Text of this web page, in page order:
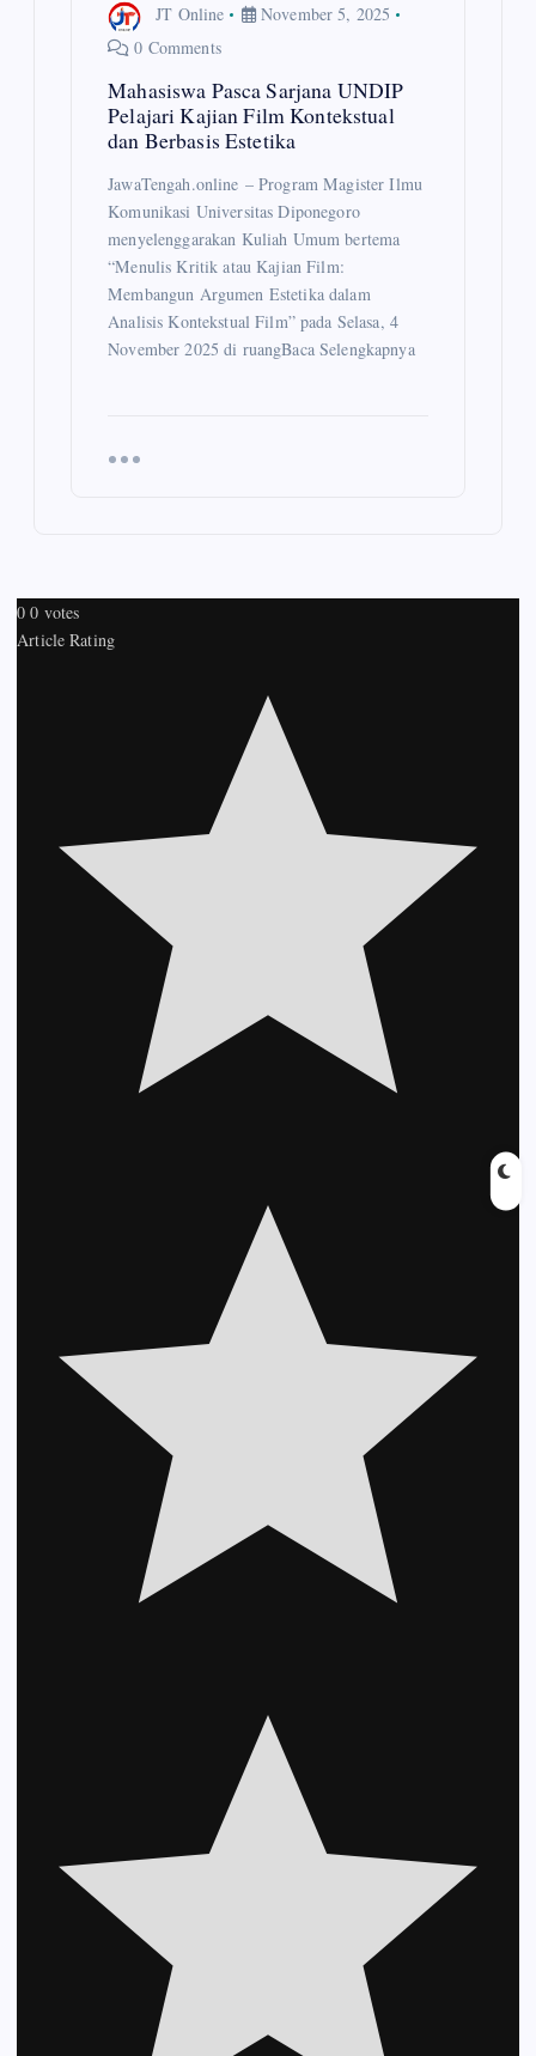
JT Online
November 5, 2025
0 Comments
Mahasiswa Pasca Sarjana UNDIP
Pelajari Kajian Film Kontekstual
dan Berbasis Estetika
JawaTengah.online – Program Magister Ilmu
Komunikasi Universitas Diponegoro
menyelenggarakan Kuliah Umum bertema
“Menulis Kritik atau Kajian Film:
Membangun Argumen Estetika dalam
Analisis Kontekstual Film” pada Selasa, 4
November 2025 di ruangBaca Selengkapnya
0 0 votes
Article Rating